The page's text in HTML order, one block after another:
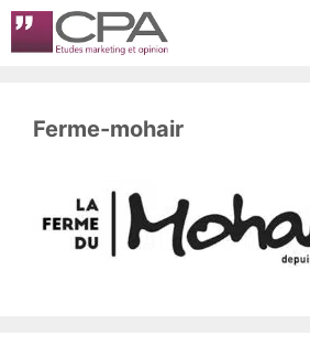
Aller
au
Ferme-mohair